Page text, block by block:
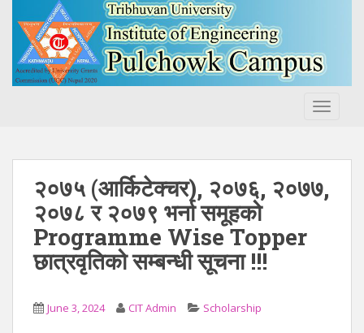
२०७५ (आर्किटेक्चर), २०७६, २०७७,
२०७८ र २०७९ भर्ना समूहको
Programme Wise Topper
छात्रवृतिको सम्बन्धी सूचना !!!
June 3, 2024 CIT Admin Scholarship